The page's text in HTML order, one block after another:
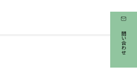
お問い合わせ